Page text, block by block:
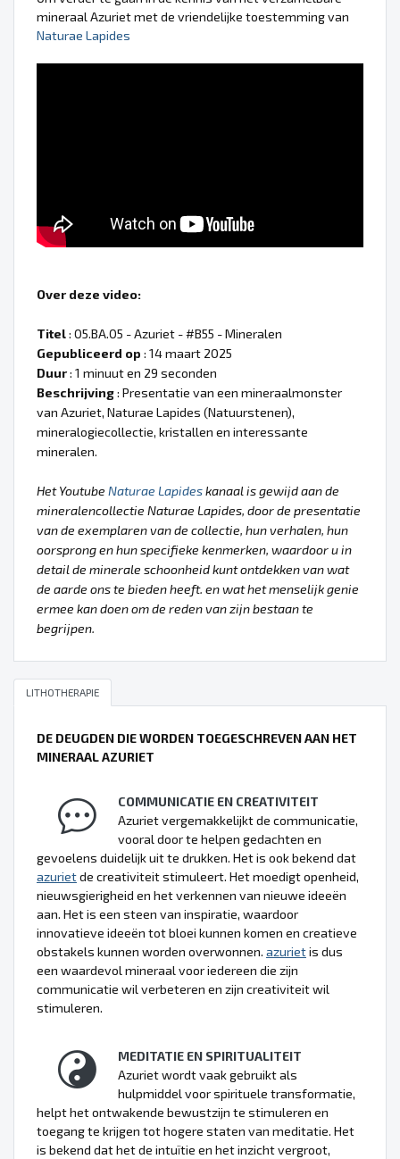
mineraal Azuriet met de vriendelijke toestemming van
Naturae Lapides
Over deze video:
Titel: 05.BA.05 - Azuriet - #B55 - Mineralen
Gepubliceerd op : 14 maart 2025
Duur: 1 minuut en 29 seconden
Beschrijving: Presentatie van een mineraalmonster
van Azuriet, Naturae Lapides (Natuurstenen),
mineralogiecollectie, kristallen en interessante
mineralen.
Het Youtube Naturae Lapideskanaal is gewijd aan de
mineralencollectie Naturae Lapides, door de presentatie
van de exemplaren van de collectie, hun verhalen, hun
oorsprong en hun specifieke kenmerken, waardoor u in
detail de minerale schoonheid kunt ontdekken van wat
de aarde ons te bieden heeft. en wat het menselijk genie
ermee kan doen om de reden van zijn bestaan te
begrijpen.
LITHOTHERAPIE
DE DEUGDEN DIE WORDEN TOEGESCHREVEN AAN HET
MINERAAL AZURIET
COMMUNICATIE EN CREATIVITEIT
Azuriet vergemakkelijkt de communicatie,
vooral door te helpen gedachten en
gevoelens duidelijk uit te drukken. Het is ook bekend dat
azurietde creativiteit stimuleert. Het moedigt openheid,
nieuwsgierigheid en het verkennen van nieuwe ideeën
aan. Het is een steen van inspiratie, waardoor
innovatieve ideeën tot bloei kunnen komen en creatieve
obstakels kunnen worden overwonnen. azurietis dus
een waardevol mineraal voor iedereen die zijn
communicatie wil verbeteren en zijn creativiteit wil
stimuleren.
MEDITATIE EN SPIRITUALITEIT
Azuriet wordt vaak gebruikt als
hulpmiddel voor spirituele transformatie,
helpt het ontwakende bewustzijn te stimuleren en
toegang te krijgen tot hogere staten van meditatie. Het
is bekend dat het de intuïtie en het inzicht vergroot,